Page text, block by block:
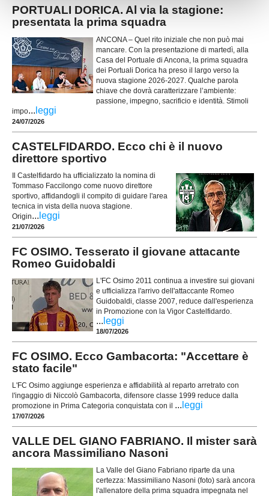
PORTUALI DORICA. Al via la stagione:
presentata la prima squadra
ANCONA – Quel rito iniziale che non può mai
mancare. Con la presentazione di martedì, alla
Casa del Portuale di Ancona, la prima squadra
dei Portuali Dorica ha preso il largo verso la
nuova stagione 2026-2027. Qualche parola
chiave che dovrà caratterizzare l’ambiente:
passione, impegno, sacrificio e identità. Stimoli
impo... leggi
24/07/2026
CASTELFIDARDO. Ecco chi è il nuovo
direttore sportivo
Il Castelfidardo ha ufficializzato la nomina di
Tommaso Faccilongo come nuovo direttore
sportivo, affidandogli il compito di guidare l'area
tecnica in vista della nuova stagione.
Origin... leggi
21/07/2026
FC OSIMO. Tesserato il giovane attacante
Romeo Guidobaldi
L'FC Osimo 2011 continua a investire sui giovani
e ufficializza l'arrivo dell'attaccante Romeo
Guidobaldi, classe 2007, reduce dall'esperienza
in Promozione con la Vigor Castelfidardo.
... leggi
18/07/2026
FC OSIMO. Ecco Gambacorta: "Accettare è
stato facile"
L'FC Osimo aggiunge esperienza e affidabilità al reparto arretrato con
l'ingaggio di Niccolò Gambacorta, difensore classe 1999 reduce dalla
promozione in Prima Categoria conquistata con il ... leggi
17/07/2026
VALLE DEL GIANO FABRIANO. Il mister sarà
ancora Massimiliano Nasoni
La Valle del Giano Fabriano riparte da una
certezza: Massimiliano Nasoni (foto) sarà ancora
l'allenatore della prima squadra impegnata nel